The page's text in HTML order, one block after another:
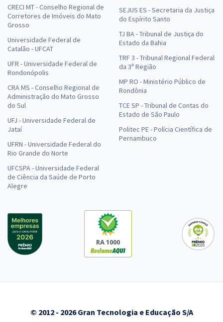
CRECI MT - Conselho Regional de
Corretores de Imóveis do Mato
Grosso
Universidade Federal de
Catalão - UFCAT
UFR - Universidade Federal de
Rondonópolis
CRA MS - Conselho Regional de
Administração do Mato Grosso
do Sul
UFJ - Universidade Federal de
Jataí
UFRN - Universidade Federal do
Rio Grande do Norte
UFCSPA - Universidade Federal
de Ciência da Saúde de Porto
Alegre
SEJUS ES - Secretaria da Justiça
do Espírito Santo
TJ BA - Tribunal de Justiça do
Estado da Bahia
TRF 3 - Tribunal Regional Federal
da 3ª Região
MP RO - Ministério Público de
Rondônia
TCE SP - Tribunal de Contas do
Estado de São Paulo
Politec PE - Polícia Científica de
Pernambuco
RA 1000
© 2012 - 2026 Gran Tecnologia e Educação S/A